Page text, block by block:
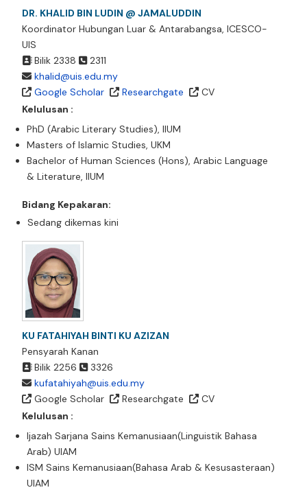
DR. KHALID BIN LUDIN @ JAMALUDDIN
Koordinator Hubungan Luar & Antarabangsa, ICESCO-
UIS
Bilik 2338
2311
khalid@uis.edu.my
Google Scholar
Researchgate
CV
Kelulusan :
PhD (Arabic Literary Studies), IIUM
Masters of Islamic Studies, UKM
Bachelor of Human Sciences (Hons), Arabic Language
& Literature, IIUM
Bidang Kepakaran:
Sedang dikemas kini
KU FATAHIYAH BINTI KU AZIZAN
Pensyarah Kanan
Bilik 2256
3326
kufatahiyah@uis.edu.my
Google Scholar
Researchgate
CV
Kelulusan :
Ijazah Sarjana Sains Kemanusiaan(Linguistik Bahasa
Arab) UIAM
ISM Sains Kemanusiaan(Bahasa Arab & Kesusasteraan)
UIAM